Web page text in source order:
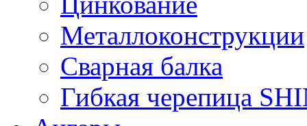
Металлоконструкции
Сварная балка
Гибкая черепица